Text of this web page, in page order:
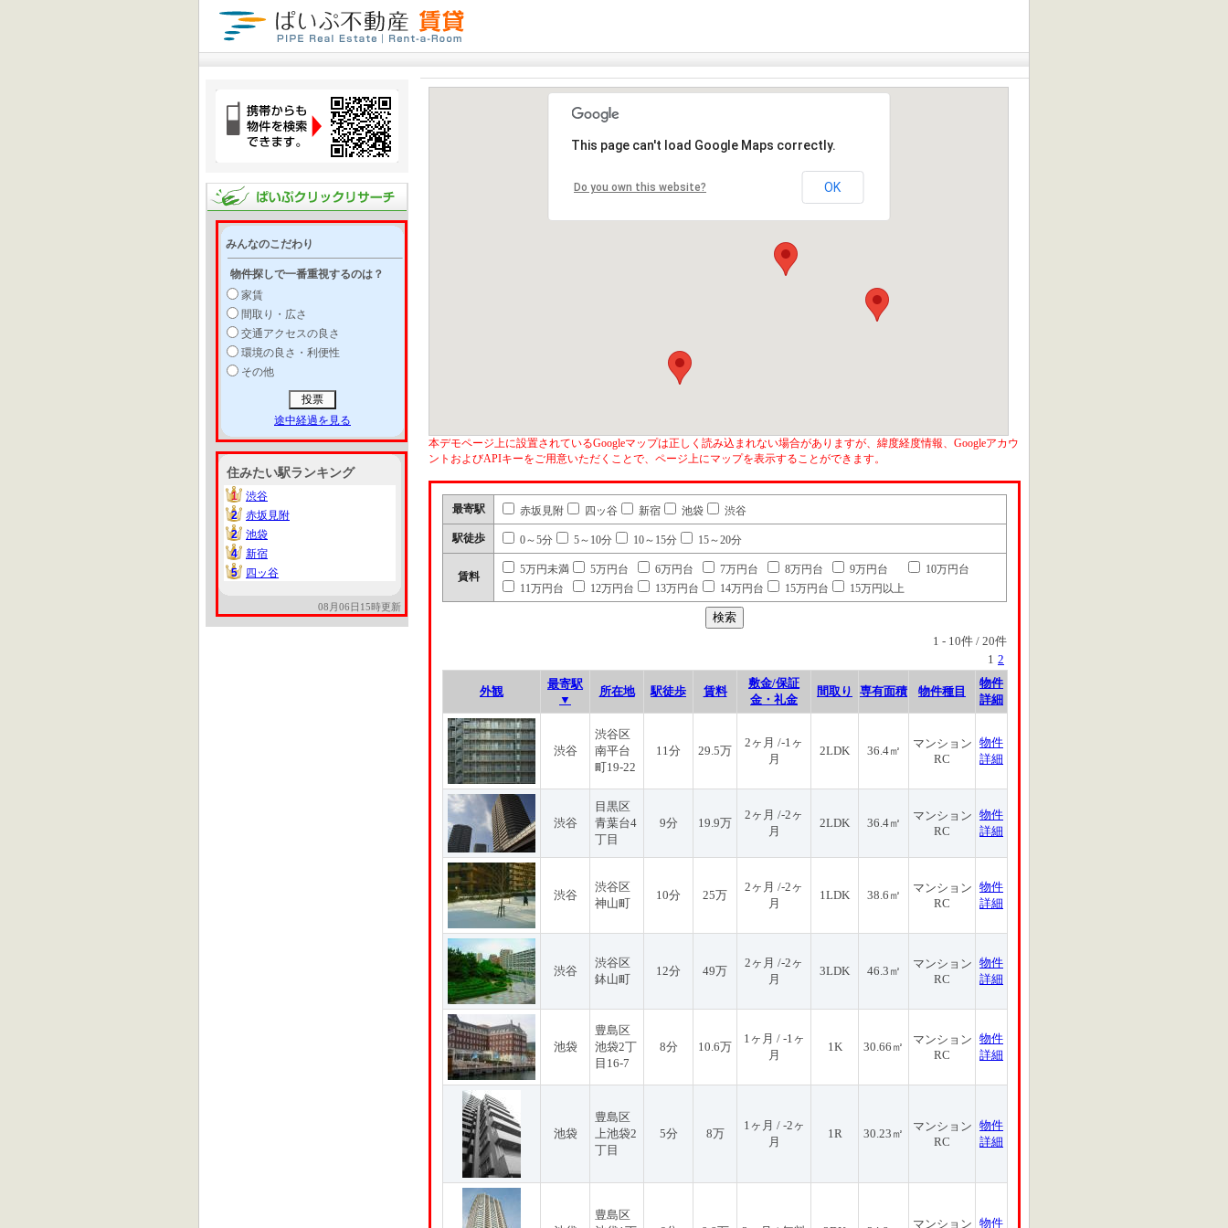
みんなのこだわり
物件探しで一番重視するのは？
家賃
間取り・広さ
交通アクセスの良さ
環境の良さ・利便性
その他
途中経過を見る
住みたい駅ランキング
1
1
渋谷
2
2
赤坂見附
2
2
池袋
4
4
新宿
5
5 四ッ谷
08月06日15時更新
This page can't load Google Maps correctly.
Do you own this website? OK
本デモページ上に設置されているGoogleマップは正しく読み込まれない場合がありますが、緯度経度情報、Googleアカウ
ントおよびAPIキーをご用意いただくことで、ページ上にマップを表示することができます。
最寄駅 赤坂見附 四ッ谷 新宿 池袋 渋谷
駅徒歩 0～5分 5～10分 10～15分 15～20分
賃料
5万円未満 5万円台 6万円台 7万円台 8万円台 9万円台
10万円台
11万円台
12万円台 13万円台 14万円台 15万円台 15万円以上
1 - 10件 / 20件
1 2
外観
最寄駅
▼
所在地 駅徒歩 賃料
敷金/保証
金・礼金
間取り 専有面積 物件種目
物件
詳細
渋谷
渋谷区
南平台
町19-22
11分 29.5万
2ヶ月 /-1ヶ
月
2LDK 36.4㎡
マンション
RC
物件
詳細
渋谷
目黒区
青葉台4
丁目
9分 19.9万
2ヶ月 /-2ヶ
月
2LDK 36.4㎡
マンション
RC
物件
詳細
渋谷
渋谷区
神山町
10分 25万
2ヶ月 /-2ヶ
月
1LDK 38.6㎡
マンション
RC
物件
詳細
渋谷
渋谷区
鉢山町
12分 49万
2ヶ月 /-2ヶ
月
3LDK 46.3㎡
マンション
RC
物件
詳細
池袋
豊島区
池袋2丁
目16-7
8分 10.6万
1ヶ月 / -1ヶ
月
1K 30.66㎡
マンション
RC
物件
詳細
池袋
豊島区
上池袋2
丁目
5分 8万
1ヶ月 / -2ヶ
月
1R 30.23㎡
マンション
RC
物件
詳細
豊島区
マンション 物件